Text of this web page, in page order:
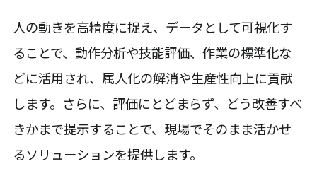
人の動きを高精度に捉え、データとして可視化す
ることで、動作分析や技能評価、作業の標準化な
どに活用され、属人化の解消や生産性向上に貢献
します。さらに、評価にとどまらず、どう改善すべ
きかまで提示することで、現場でそのまま活かせ
るソリューションを提供します。